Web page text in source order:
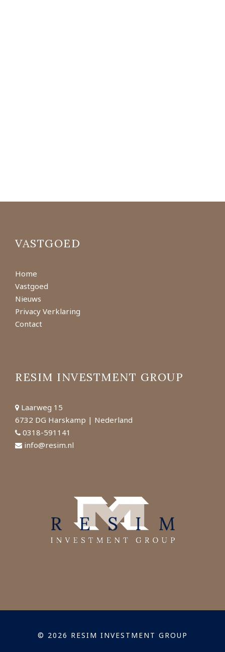
VASTGOED
Home
Vastgoed
Nieuws
Privacy Verklaring
Contact
RESIM INVESTMENT GROUP
Laarweg 15
6732 DG Harskamp | Nederland
0318-591141
info@resim.nl
© 2026 RESIM INVESTMENT GROUP